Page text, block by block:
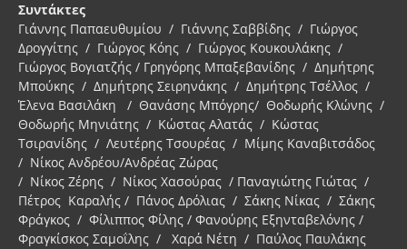
Συντάκτες
Γιάννης Παπαευθυμίου / Γιάννης Σαββίδης / Γιώργος
Δρογγίτης / Γιώργος Κόης / Γιώργος Κουκουλάκης /
Γιώργος Βογιατζής / Γρηγόρης Μπαξεβανίδης / Δημήτρης
Μπούκης / Δημήτρης Σειρηνάκης / Δημήτρης Τσέλλος /
Έλενα Βασιλάκη / Θανάσης Μπόγρης/ Θοδωρής Κλώνης /
Θοδωρής Μηνιάτης / Κώστας Αλατάς / Κώστας
Τσιρανίδης / Λευτέρης Τσουρέας / Μίμης Καναβιτσάδος
/ Νίκος Ανδρέου/Ανδρέας Ζώρας
/ Νίκος Ζέρης / Νίκος Χασούρας / Παναγιώτης Γιώτας /
Πέτρος Καραλής / Πάνος Δρόλιας / Σάκης Νίκας / Σάκης
Φράγκος / Φίλιππος Φίλης / Φανούρης Εξηνταβελόνης /
Φραγκίσκος Σαμοΐλης / Χαρά Νέτη / Παύλος Παυλάκης